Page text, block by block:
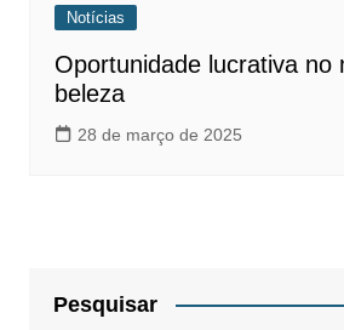
Notícias
Oportunidade lucrativa no
beleza
28 de março de 2025
Pesquisar